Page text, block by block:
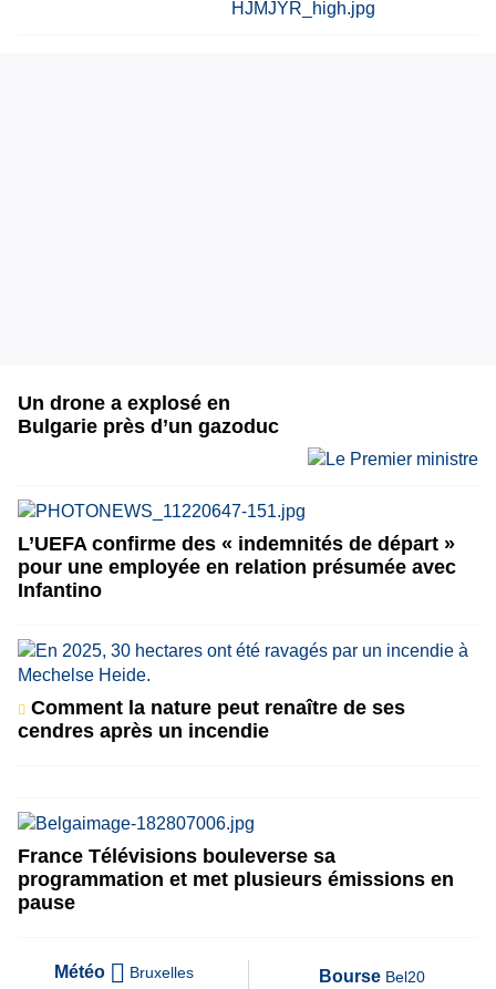
Un drone a explosé en
Bulgarie près d’un gazoduc
L’UEFA confirme des « indemnités de départ »
pour une employée en relation présumée avec
Infantino
Comment la nature peut renaître de ses
cendres après un incendie
France Télévisions bouleverse sa
programmation et met plusieurs émissions en
pause
Météo Bruxelles Bourse Bel20